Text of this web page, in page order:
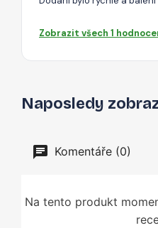
Zobrazit všech 1
Naposledy
Komentáře (0)
Na tento produkt